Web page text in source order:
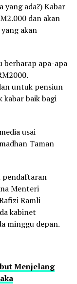
yang ada?) Kabar
dan akan
akan
berharap apa-apa
untuk pensiun
baik bagi
usai
Taman
pendaftaran
Menteri
Ramli
kabinet
minggu depan.
Menjelang